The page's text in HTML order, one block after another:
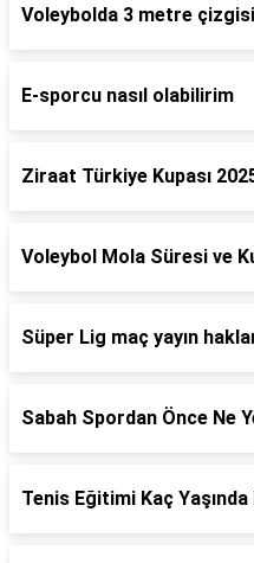
Voleybolda 3 metre
E-sporcu nasıl olabilirim
Ziraat Türkiye Kupası 2025
Voleybol Mola Süresi ve
Süper Lig maç yayın
Sabah Spordan Önce Ne
Tenis Eğitimi Kaç